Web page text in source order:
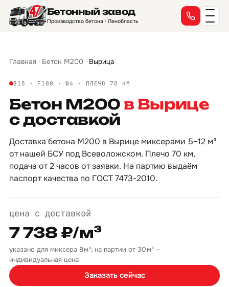
Бетонный завод
Производство бетона · Ленобласть
Главная · Бетон М200 · Вырица
B15 · F100 · W4 · ПЛЕЧО 70 КМ
Бетон М200 в Вырице
с доставкой
Доставка бетона М200 в Вырице миксерами 5–12 м³
от нашей БСУ под Всеволожском. Плечо 70 км,
подача от 2 часов от заявки. На партию выдаём
паспорт качества по ГОСТ 7473-2010.
цена с доставкой
7 738 ₽/м³
указано для миксера 8 м³; на партии от 30 м³ —
индивидуальная цена
Заказать сейчас